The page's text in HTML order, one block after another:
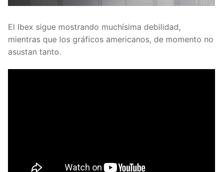
El Ibex sigue mostrando muchísima debilidad,
mientras que los gráficos americanos, de momento no
asustan tanto.